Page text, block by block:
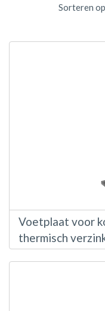
Sorteren op
Voetplaat voor
thermisch